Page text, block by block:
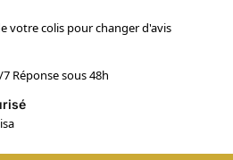
votre colis pour changer d'avis
Réponse sous 48h